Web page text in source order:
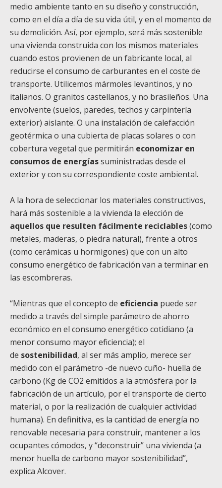
medio ambiente tanto en su diseño y construcción,
como en el día a día de su vida útil, y en el momento de
su demolición. Así, por ejemplo, será más sostenible
una vivienda construida con los mismos materiales
cuando estos provienen de un fabricante local, al
reducirse el consumo de carburantes en el coste de
transporte. Utilicemos mármoles levantinos, y no
italianos. O granitos castellanos, y no brasileños. Una
envolvente (suelos, paredes, techos y carpintería
exterior) aislante. O una instalación de calefacción
geotérmica o una cubierta de placas solares o con
cobertura vegetal que permitirán economizar en
consumos de energíassuministradas desde el
exterior y con su correspondiente coste ambiental.
A la hora de seleccionar los materiales constructivos,
hará más sostenible a la vivienda la elección de
aquellos que resulten fácilmente reciclables(como
metales, maderas, o piedra natural), frente a otros
(como cerámicas u hormigones) que con un alto
consumo energético de fabricación van a terminar en
las escombreras.
“Mientras que el concepto de eficiencia puede ser
medido a través del simple parámetro de ahorro
económico en el consumo energético cotidiano (a
menor consumo mayor eficiencia); el
de sostenibilidad, al ser más amplio, merece ser
medido con el parámetro -de nuevo cuño- huella de
carbono (Kg de CO2 emitidos a la atmósfera por la
fabricación de un artículo, por el transporte de cierto
material, o por la realización de cualquier actividad
humana). En definitiva, es la cantidad de energía no
renovable necesaria para construir, mantener a los
ocupantes cómodos, y “deconstruir” una vivienda (a
menor huella de carbono mayor sostenibilidad”,
explica Alcover.